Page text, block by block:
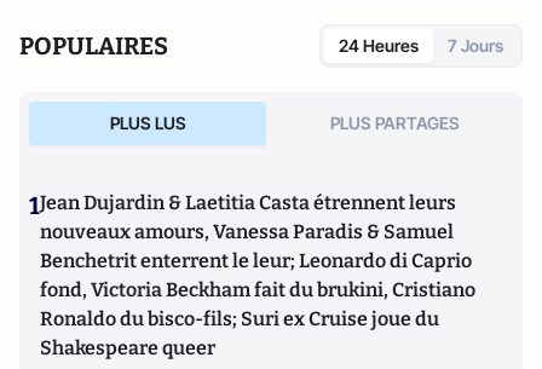
POPULAIRES 24 Heures 7 Jours
PLUS LUS PLUS PARTAGES
1Jean Dujardin & Laetitia Casta étrennent leurs
nouveaux amours, Vanessa Paradis & Samuel
Benchetrit enterrent le leur; Leonardo di Caprio
fond, Victoria Beckham fait du brukini, Cristiano
Ronaldo du bisco-fils; Suri ex Cruise joue du
Shakespeare queer